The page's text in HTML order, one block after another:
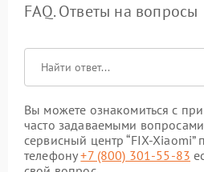
FAQ. Ответы на вопросы
Вы можете ознакомиться с
часто задаваемыми
сервисный центр “FIX-
телефону+7 (800) 301-55-83